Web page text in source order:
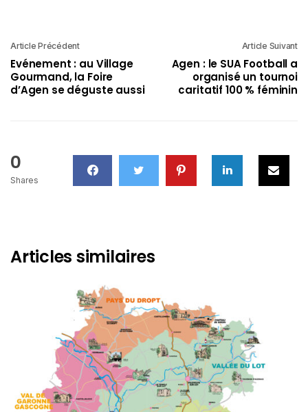
Article Précédent
Evénement : au Village
Gourmand, la Foire
d’Agen se déguste aussi
Article Suivant
Agen : le SUA Football a
organisé un tournoi
caritatif 100 % féminin
0
Shares
Articles similaires